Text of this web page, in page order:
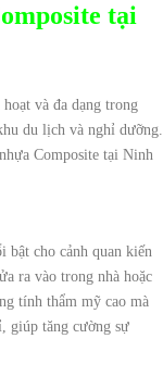
tại
và đa dạng trong
du lịch và nghỉ dưỡng.
Composite tại Ninh
bật cho cảnh quan kiến
ra vào trong nhà hoặc
tính thẩm mỹ cao mà
giúp tăng cường sự